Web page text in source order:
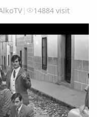
| 14884 visit